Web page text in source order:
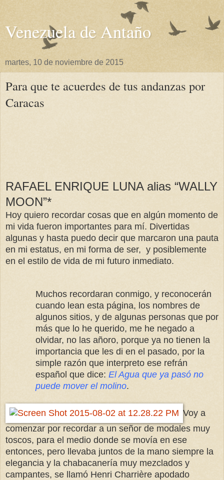
Venezuela de Antaño
martes, 10 de noviembre de 2015
Para que te acuerdes de tus andanzas por
Caracas
RAFAEL ENRIQUE LUNA alias “WALLY
MOON”*
Hoy quiero recordar cosas que en algún momento de
mi vida fueron importantes para mí. Divertidas
algunas y hasta puedo decir que marcaron una pauta
en mi estatus, en mi forma de ser, y posiblemente
en el estilo de vida de mi futuro inmediato.
Muchos recordaran conmigo, y reconocerán
cuando lean esta página, los nombres de
algunos sitios, y de algunas personas que por
más que lo he querido, me he negado a
olvidar, no las añoro, porque ya no tienen la
importancia que les di en el pasado, por la
simple razón que interpreto ese refrán
español que dice: El Agua que ya pasó no
puede mover el molino.
Voy a
comenzar por recordar a un señor de modales muy
toscos, para el medio donde se movía en ese
entonces, pero llevaba juntos de la mano siempre la
elegancia y la chabacanería muy mezclados y
campantes, se llamó Henri Charrière apodado